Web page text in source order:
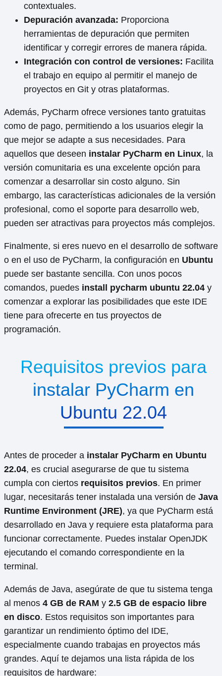
contextuales.
Depuración avanzada: Proporciona
herramientas de depuración que permiten
identificar y corregir errores de manera rápida.
Integración con control de versiones: Facilita
el trabajo en equipo al permitir el manejo de
proyectos en Git y otras plataformas.
Además, PyCharm ofrece versiones tanto gratuitas
como de pago, permitiendo a los usuarios elegir la
que mejor se adapte a sus necesidades. Para
aquellos que deseen instalar PyCharm en Linux, la
versión comunitaria es una excelente opción para
comenzar a desarrollar sin costo alguno. Sin
embargo, las características adicionales de la versión
profesional, como el soporte para desarrollo web,
pueden ser atractivas para proyectos más complejos.
Finalmente, si eres nuevo en el desarrollo de software
o en el uso de PyCharm, la configuración en Ubuntu
puede ser bastante sencilla. Con unos pocos
comandos, puedes install pycharm ubuntu 22.04 y
comenzar a explorar las posibilidades que este IDE
tiene para ofrecerte en tus proyectos de
programación.
Requisitos previos para
instalar PyCharm en
Ubuntu 22.04
Antes de proceder a instalar PyCharm en Ubuntu
22.04, es crucial asegurarse de que tu sistema
cumpla con ciertos requisitos previos. En primer
lugar, necesitarás tener instalada una versión de Java
Runtime Environment (JRE), ya que PyCharm está
desarrollado en Java y requiere esta plataforma para
funcionar correctamente. Puedes instalar OpenJDK
ejecutando el comando correspondiente en la
terminal.
Además de Java, asegúrate de que tu sistema tenga
al menos 4 GB de RAM y 2.5 GB de espacio libre
en disco. Estos requisitos son importantes para
garantizar un rendimiento óptimo del IDE,
especialmente cuando trabajas en proyectos más
grandes. Aquí te dejamos una lista rápida de los
requisitos de hardware: